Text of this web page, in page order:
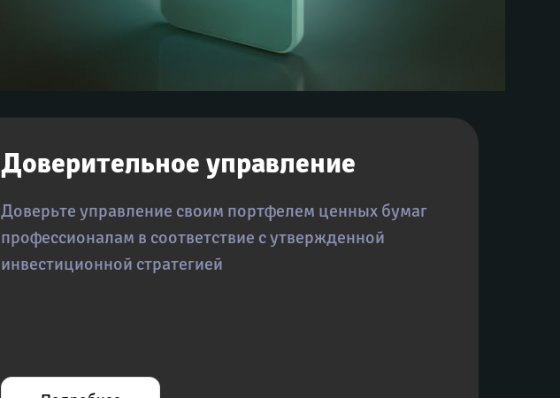
Доверительное управление
Доверьте управление своим портфелем ценных бумаг
профессионалам в соответствие с утвержденной
инвестиционной стратегией